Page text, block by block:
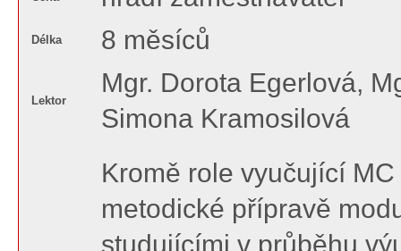
Délka 8 měsíců
Lektor
Mgr. Dorota Egerlová,
Simona Kramosilová
Kromě role vyučující
metodické přípravě
studujícími v průběhu